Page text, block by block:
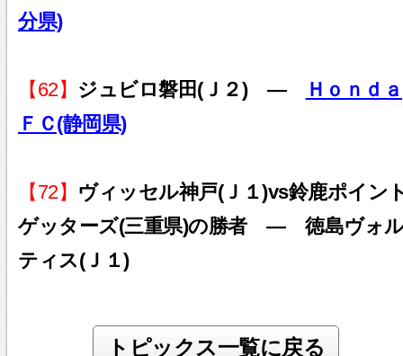
分県)
【62】 ジュビロ磐田(Ｊ２) ―
Ｈｏｎｄａ
ＦＣ(静岡県)
【72】 ヴィッセル神戸(Ｊ１)vs鈴鹿ポイン
ゲッターズ(三重県)の勝者 ― 徳島ヴォ
ティス(Ｊ１)